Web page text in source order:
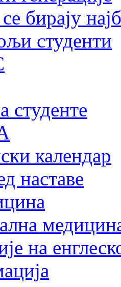
бирају
студенти
студенте
календар
наставе
на